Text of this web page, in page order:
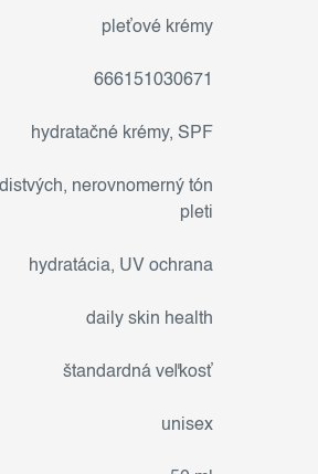
pleťové krémy
666151030671
hydratačné krémy, SPF
, nerovnomerný tón
pleti
hydratácia, UV ochrana
daily skin health
štandardná veľkosť
unisex